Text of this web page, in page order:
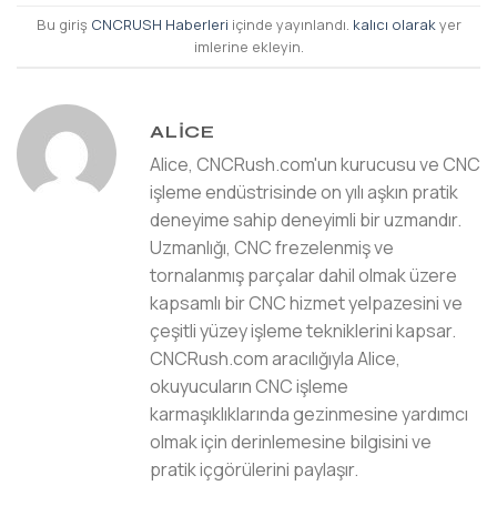
Bu giriş CNCRUSH Haberleri içinde yayınlandı. kalıcı olarakyer
imlerine ekleyin.
ALICE
Alice, CNCRush.com'un kurucusu ve CNC
işleme endüstrisinde on yılı aşkın pratik
deneyime sahip deneyimli bir uzmandır.
Uzmanlığı, CNC frezelenmiş ve
tornalanmış parçalar dahil olmak üzere
kapsamlı bir CNC hizmet yelpazesini ve
çeşitli yüzey işleme tekniklerini kapsar.
CNCRush.com aracılığıyla Alice,
okuyucuların CNC işleme
karmaşıklıklarında gezinmesine yardımcı
olmak için derinlemesine bilgisini ve
pratik içgörülerini paylaşır.